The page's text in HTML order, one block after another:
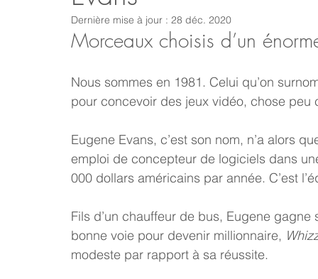
Vintage Migration Windows
Enseignement Cours et Formations Témoignages
Dernière mise à jour : 28 déc. 2020
Morceaux choisis d’un
Nous sommes en 1981. Celui qu’on
pour concevoir des jeux vidéo, chose peu
Eugene Evans, c’est son nom, n’a alors
emploi de concepteur de logiciels dans
000 dollars américains par année. C’est
Fils d’un chauffeur de bus, Eugene
bonne voie pour devenir millionnaire,
modeste par rapport à sa réussite.